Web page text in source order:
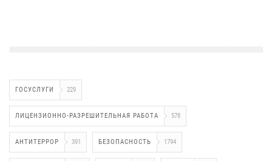
ГОСУСЛУГИ 229
ЛИЦЕНЗИОННО-РАЗРЕШИТЕЛЬНАЯ РАБОТА 578
АНТИТЕРРОР 391 БЕЗОПАСНОСТЬ 1794